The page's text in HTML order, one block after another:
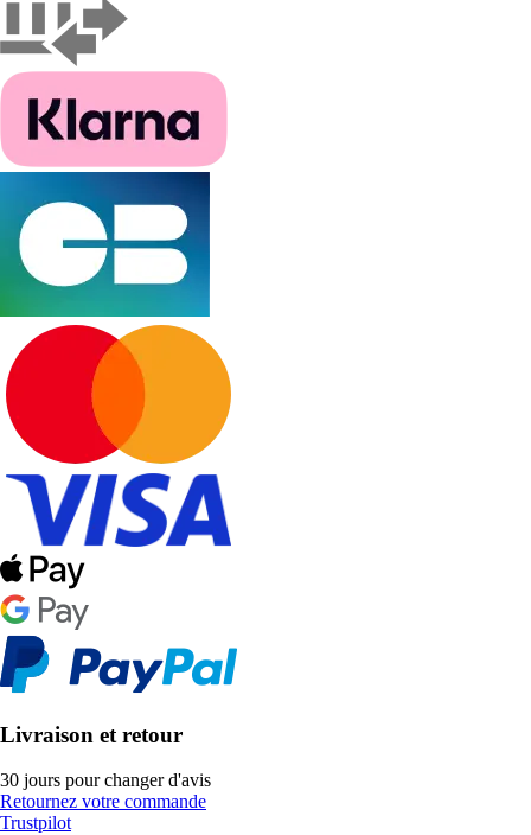
Livraison et retour
30 jours pour changer d'avis
Retournez votre commande
Trustpilot